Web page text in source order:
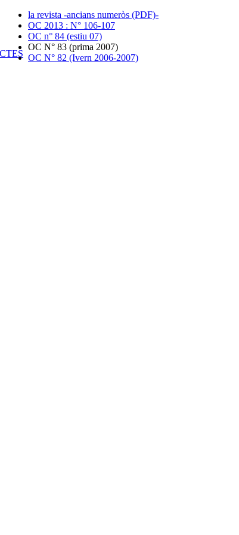
la revista -ancians numeròs (PDF)-
OC 2013 : N° 106-107
OC n° 84 (estiu 07)
OC N° 83 (prima 2007)
OC N° 82 (Ivern 2006-2007)